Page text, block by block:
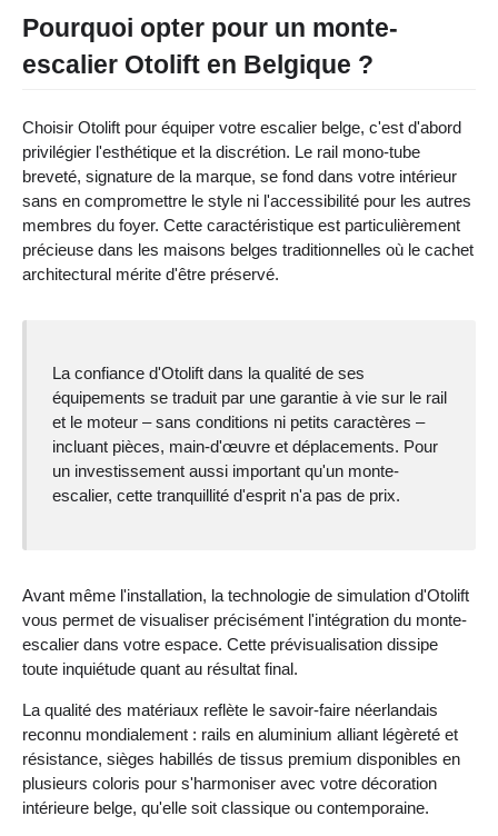
Pourquoi opter pour un monte-
escalier Otolift en Belgique ?
Choisir Otolift pour équiper votre escalier belge, c'est d'abord
privilégier l'esthétique et la discrétion. Le rail mono-tube
breveté, signature de la marque, se fond dans votre intérieur
sans en compromettre le style ni l'accessibilité pour les autres
membres du foyer. Cette caractéristique est particulièrement
précieuse dans les maisons belges traditionnelles où le cachet
architectural mérite d'être préservé.
La confiance d'Otolift dans la qualité de ses
équipements se traduit par une garantie à vie sur le rail
et le moteur – sans conditions ni petits caractères –
incluant pièces, main-d'œuvre et déplacements. Pour
un investissement aussi important qu'un monte-
escalier, cette tranquillité d'esprit n'a pas de prix.
Avant même l'installation, la technologie de simulation d'Otolift
vous permet de visualiser précisément l'intégration du monte-
escalier dans votre espace. Cette prévisualisation dissipe
toute inquiétude quant au résultat final.
La qualité des matériaux reflète le savoir-faire néerlandais
reconnu mondialement : rails en aluminium alliant légèreté et
résistance, sièges habillés de tissus premium disponibles en
plusieurs coloris pour s'harmoniser avec votre décoration
intérieure belge, qu'elle soit classique ou contemporaine.